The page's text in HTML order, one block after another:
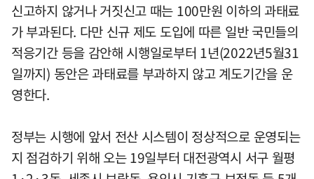
신고하지 않거나 거짓신고 때는 100만원 이하의 과태료
가 부과된다. 다만 신규 제도 도입에 따른 일반 국민들의
적응기간 등을 감안해 시행일로부터 1년(2022년5월31
일까지) 동안은 과태료를 부과하지 않고 계도기간을 운
영한다.
정부는 시행에 앞서 전산 시스템이 정상적으로 운영되는
지 점검하기 위해 오는 19일부터 대전광역시 서구 월평